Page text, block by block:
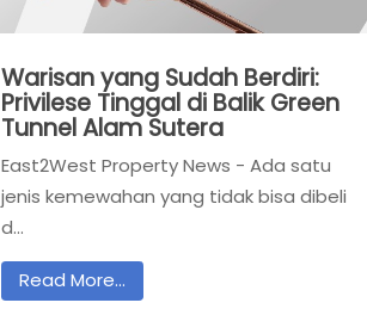
Warisan yang Sudah Berdiri:
Privilese Tinggal di Balik Green
Tunnel Alam Sutera
East2West Property News - Ada satu
jenis kemewahan yang tidak bisa dibeli
d...
Read More...